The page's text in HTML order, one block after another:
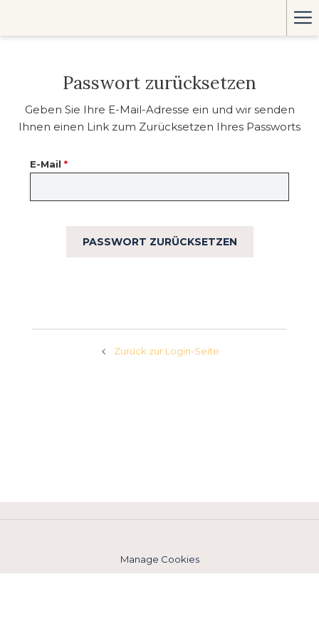
Passwort zurücksetzen
Geben Sie Ihre E-Mail-Adresse ein und wir senden
Ihnen einen Link zum Zurücksetzen Ihres Passworts
E-Mail *
PASSWORT ZURÜCKSETZEN
Zurück zur Login-Seite
Manage Cookies